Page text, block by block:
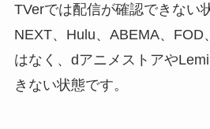
TVerでは配信が確認できない
NEXT、Hulu、ABEMA、FOD
はなく、dアニメストアや
きない状態です。